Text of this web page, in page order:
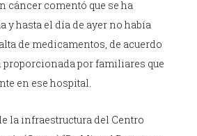
cáncer comentó que se ha
y hasta el día de ayer no había
de medicamentos, de acuerdo
por familiares que
en ese hospital.
la infraestructura del Centro